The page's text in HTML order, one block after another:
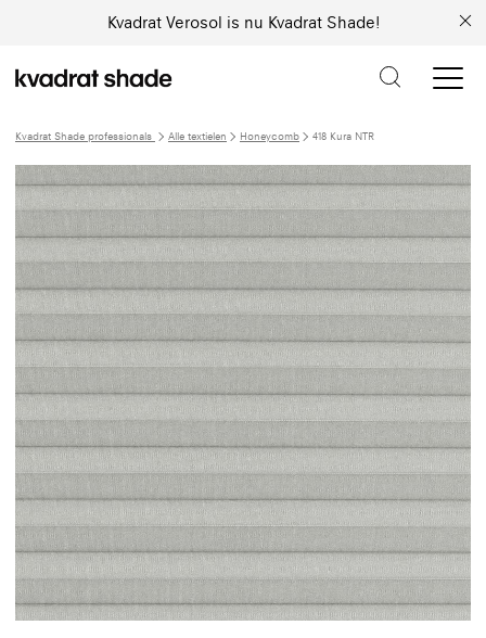
Kvadrat Verosol is nu Kvadrat Shade!
Kvadrat Shade professionals Alle textielen Honeycomb 418 Kura NTR